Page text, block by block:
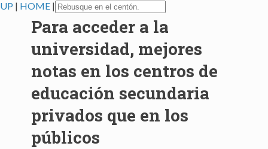
UP | HOME |
Para acceder a la
universidad, mejores
notas en los centros de
educación secundaria
privados que en los
públicos